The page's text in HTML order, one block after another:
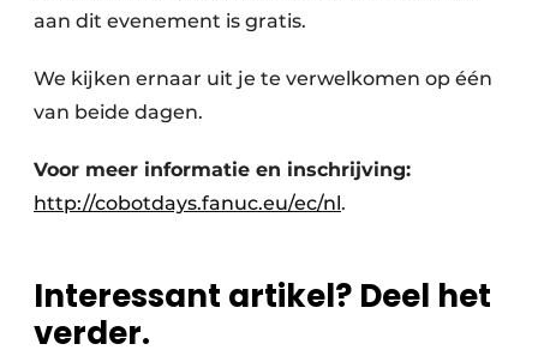
aan dit evenement is gratis.
We kijken ernaar uit je te verwelkomen op één
van beide dagen.
Voor meer informatie en inschrijving:
http://cobotdays.fanuc.eu/ec/nl.
Interessant artikel? Deel het
verder.